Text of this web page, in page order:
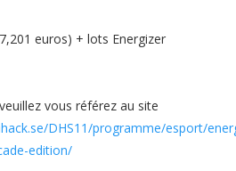
euros) + lots Energizer
vous référez au site
DHS11/programme/esport/
edition/